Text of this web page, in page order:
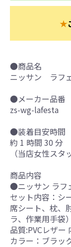
★
●商品名
ニッサン ラフ
●メーカー品番
zs-wg-lafesta
●装着目安時間
約 1 時間 30 分
（当店女性スタ
商品内容
●ニッサン ラフ
セット内容：シ
席シート、枕、
ラ、作業用手袋）
品質:PVCレザ
カラー：ブラッ